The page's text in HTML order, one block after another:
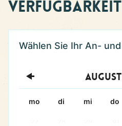
Verfügbarkeit
August
mo di mi do